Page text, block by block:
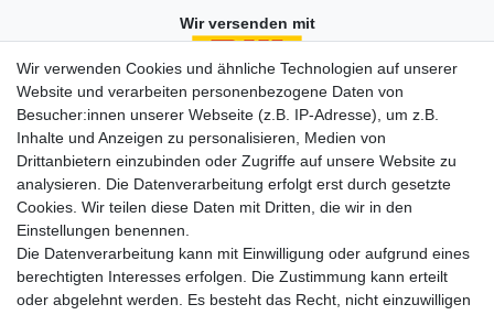
Wir versenden mit
Einkaufen
Zahlungsarten
Versandarten & -kosten
Widerrufsrecht
Warenkorb
Zur Kasse
Vertrag widerrufen
Wir verwenden Cookies und ähnliche Technologien auf unserer
Website und verarbeiten personenbezogene Daten von
Besucher:innen unserer Webseite (z.B. IP-Adresse), um z.B.
Inhalte und Anzeigen zu personalisieren, Medien von
Drittanbietern einzubinden oder Zugriffe auf unsere Website zu
analysieren. Die Datenverarbeitung erfolgt erst durch gesetzte
Cookies. Wir teilen diese Daten mit Dritten, die wir in den
Einstellungen benennen.
Die Datenverarbeitung kann mit Einwilligung oder aufgrund eines
berechtigten Interesses erfolgen. Die Zustimmung kann erteilt
oder abgelehnt werden. Es besteht das Recht, nicht einzuwilligen